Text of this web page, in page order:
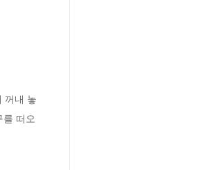
꺼내 놓
떠오